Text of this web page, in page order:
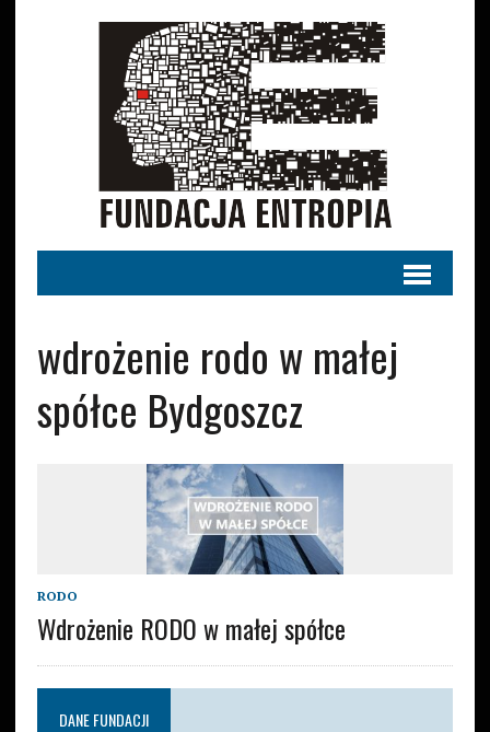
wdrożenie rodo w małej
spółce Bydgoszcz
RODO
Wdrożenie RODO w małej spółce
DANE FUNDACJI